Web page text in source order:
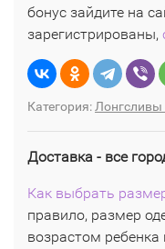
бонус зайдите на
зарегистрированы,
Категория: Лонгсливы
Доставка - все
Как выбрать
правило, размер
возрастом ребенка